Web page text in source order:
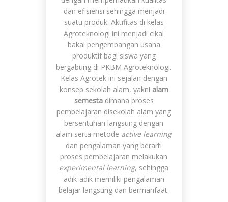
dan efisiensi sehingga menjadi
suatu produk. Aktifitas di kelas
Agroteknologi ini menjadi cikal
bakal pengembangan usaha
produktif bagi siswa yang
bergabung di PKBM Agroteknologi.
Kelas Agrotek ini sejalan dengan
konsep sekolah alam, yakni alam
semesta dimana proses
pembelajaran disekolah alam yang
bersentuhan langsung dengan
alam serta metode active learning
dan pengalaman yang berarti
proses pembelajaran melakukan
experimental learning, sehingga
adik-adik memiliki pengalaman
belajar langsung dan bermanfaat.